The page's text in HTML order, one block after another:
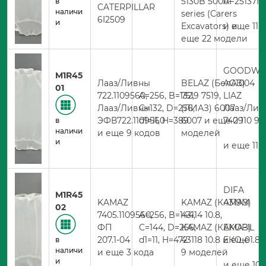
наличи
и
CATERPILLAR
6I2509
series (Carers
Excavators) и
еще 22 модели
и еще 11
M1R45
01
в
наличи
и
Лааз/Ливны
722.1109560,
Лааз/Ливны
ЭФВ722.1109560
и еще 9 кодов
A=256, B=132,
C=132, D=256,
d1=11, H=389
BELAZ (БелАЗ)
7519 7519, LIAZ
(ЛИАЗ) 6007
6007 и еще 29
моделей
AG1004
Лааз/
740 110
и еще 11
M1R45
02
в
наличи
и
KAMAZ
7405.1109560,
ФП
207.1-04
и еще 3 кода
A=256, B=144,
C=144, D=256,
d1=11, H=472
KAMAZ (КАМАЗ)
43114 10.8,
KAMAZ (КАМАЗ)
43118 10.8 и еще
9 моделей
DIFA
4319M
EKOFIL
ЕКО-01.81